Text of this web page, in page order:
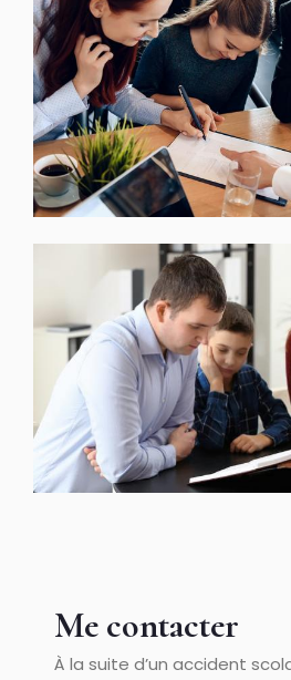
Me contacter
À la suite d’un accident